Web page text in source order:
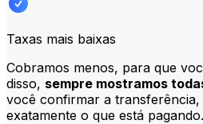
Taxas mais baixas
Cobramos menos, para que
disso, sempre mostramos
você confirmar a
exatamente o que está pagando.